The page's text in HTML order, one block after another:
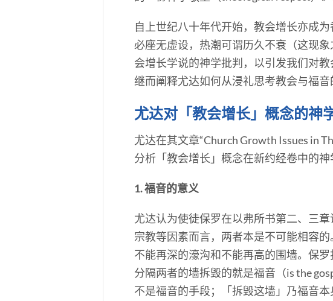
自上世纪八十年代开始，教会增长亦成
必座无虚设，热潮可谓历久不衰（这现
会增长学说的神学批判，以引发我们对
继而阐释尤达如何从浸礼思考教会与福
尤达对「教会增长」概念的神
尤达在其文章“Church Growth Issues in
分析「教会增长」概念在新约经卷中的神
1. 福音的意义
尤达认为使徒保罗在以弗所书第二、三
宗教等因素而言，两者本是不可能相容
不能再深的濠沟和不能再高的围墙。保
分隔两者的墙拆毁的就是福音（is the
不是福音的手段；「拆毁这墙」乃福音